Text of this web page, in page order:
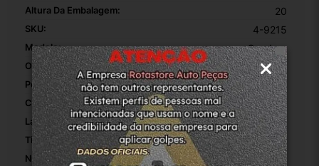
Altura Da Embalagem: 20
SKU: 4-9215
Modelo: Sandero
OEM: 1
Peso Da Embalagem: 0.350
Comprimento Da Embalagem: 28
Largura Da Embalagem: 25
Tipo De Veículo: Carro/Caminhonete
Número De Peça: 868853959R